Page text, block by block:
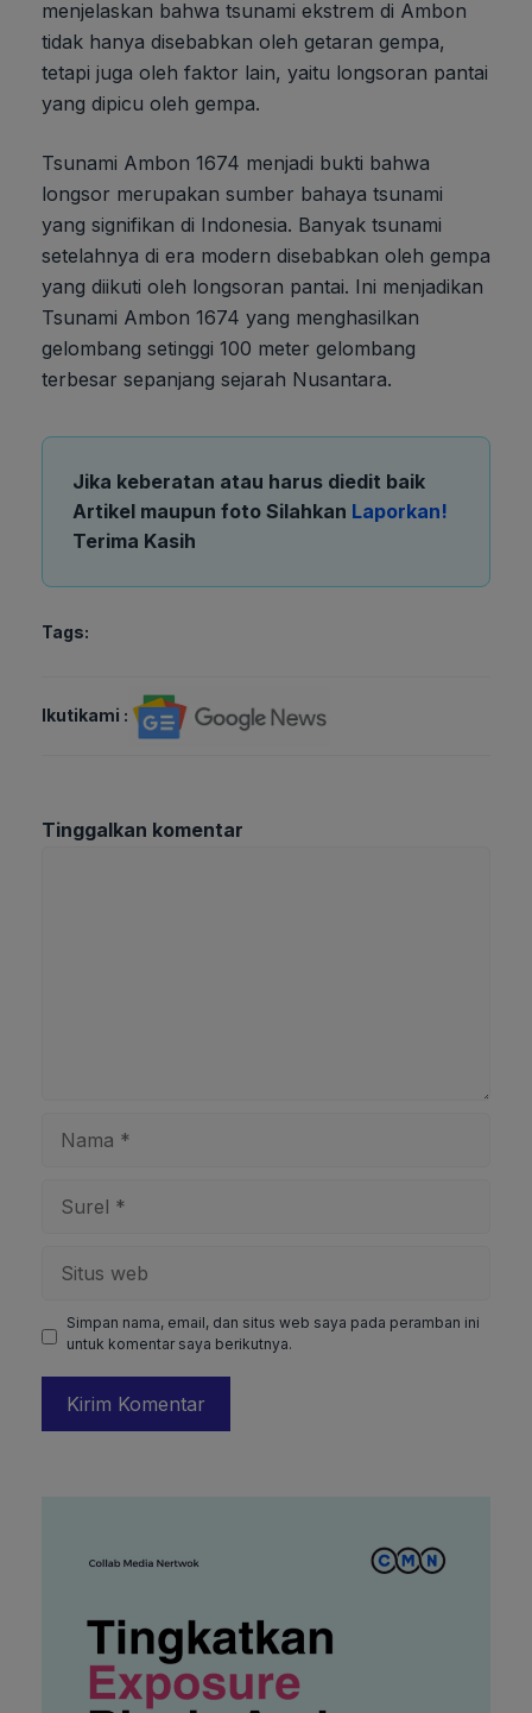
menjelaskan bahwa tsunami ekstrem di Ambon
tidak hanya disebabkan oleh getaran gempa,
tetapi juga oleh faktor lain, yaitu longsoran pantai
yang dipicu oleh gempa.
Tsunami Ambon 1674 menjadi bukti bahwa
longsor merupakan sumber bahaya tsunami
yang signifikan di Indonesia. Banyak tsunami
setelahnya di era modern disebabkan oleh gempa
yang diikuti oleh longsoran pantai. Ini menjadikan
Tsunami Ambon 1674 yang menghasilkan
gelombang setinggi 100 meter gelombang
terbesar sepanjang sejarah Nusantara.
Jika keberatan atau harus diedit baik
Artikel maupun foto Silahkan Laporkan!
Terima Kasih
Tags:
Ikutikami :
Tinggalkan komentar
web
Simpan nama, email, dan situs web saya pada peramban ini
untuk komentar saya berikutnya.